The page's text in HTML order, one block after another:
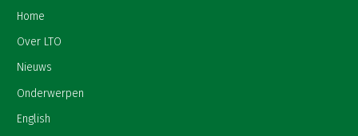
Home
Over LTO
Nieuws
Onderwerpen
English